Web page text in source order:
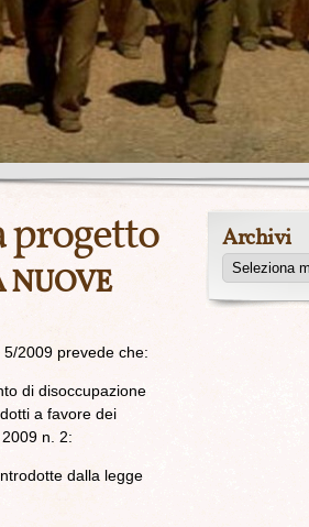
NUOVE
2009 prevede che:
di disoccupazione
a favore dei
n. 2:
dalla legge
Archivi